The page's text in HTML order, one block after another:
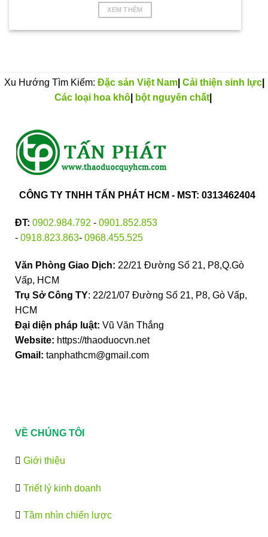
XEM THÊM
Xu Hướng Tìm Kiếm: Đặc sản Việt Nam| Cải thiện sinh lực|
Các loại hoa khô| bột nguyên chất|
CÔNG TY TNHH TẤN PHÁT HCM - MST: 0313462404
ĐT: 0902.984.792 - 0901.852.853
- 0918.823.863- 0968.455.525
Văn Phòng Giao Dịch: 22/21 Đường Số 21, P8,Q.Gò
Vấp, HCM
Trụ Sở Công TY: 22/21/07 Đường Số 21, P8, Gò Vấp,
HCM
Đại diện pháp luật: Vũ Văn Thắng
Website: https://thaoduocvn.net
Gmail: tanphathcm@gmail.com
VỀ CHÚNG TÔI
Giới thiệu
Triết lý kinh doanh
Tầm nhìn chiến lược